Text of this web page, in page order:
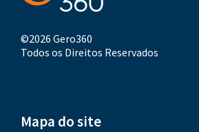
©2026 Gero360
Todos os Direitos Reservados
Mapa do site